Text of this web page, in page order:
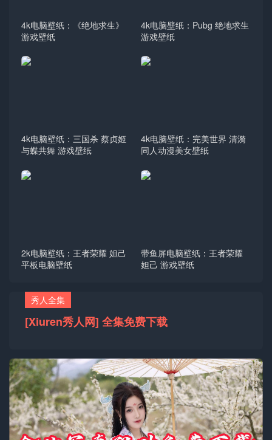
4k电脑壁纸：《绝地求生》
游戏壁纸
4k电脑壁纸：Pubg 绝地求生
游戏壁纸
4k电脑壁纸：三国杀 蔡贞姬
与蝶共舞 游戏壁纸
4k电脑壁纸：完美世界 清漪
同人动漫美女壁纸
2k电脑壁纸：王者荣耀 妲己
平板电脑壁纸
带鱼屏电脑壁纸：王者荣耀
妲己 游戏壁纸
秀人全集
[Xiuren秀人网] 全集免费下载